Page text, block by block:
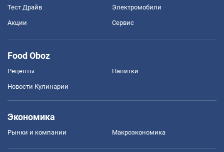
Тест Драйв Электромобили
Акции Сервис
Food Oboz
Рецепты Напитки
Новости Кулинарии
Экономика
Рынки и компании Mакроэкономика